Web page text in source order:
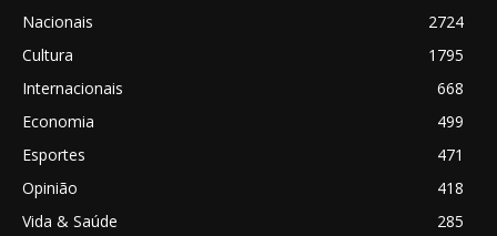
Nacionais
2724
Cultura
1795
Internacionais
668
Economia
499
Esportes
471
Opinião
418
Vida & Saúde
285